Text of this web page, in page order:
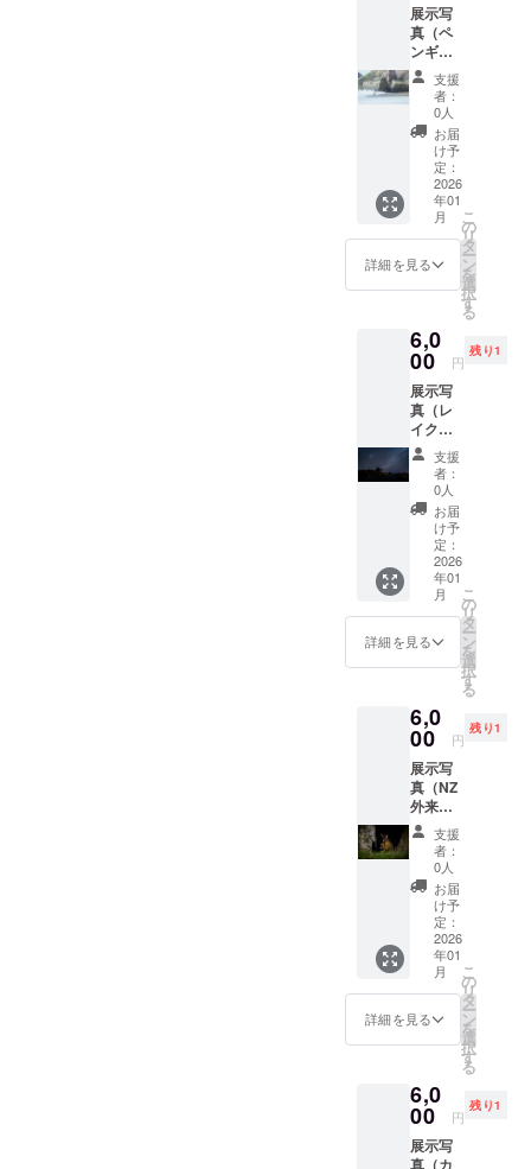
展示写
真（ペ
ンギン
２枚
組） 作
品サイ
ズ：各
Ａ４ 実
物をご
覧に
なって
ご購入
くださ
い。 写
真展終
了後の
になり
ます。
帯広市
内はお
届け可
受け渡
し日時
や場所
につい
ては改
めて
メール
で相談
させて
くださ
い。
支援
者：
0人
お届
け予
定：
2026
年01
月
詳細を見る
こ
の
リ
タ
ー
ン
を
選
択
す
る
6,0
00 円
残り1
展示写
真（レ
イクテ
カポ２
枚組）
作品サ
イズ：
各Ａ４
実物を
ご覧に
なって
ご購入
くださ
い。 写
真展終
了後の
になり
ます。
帯広市
内はお
届け可
受け渡
し日時
や場所
につい
ては改
めて
メール
で相談
させて
くださ
い。
支援
者：
0人
お届
け予
定：
2026
年01
月
詳細を見る
こ
の
リ
タ
ー
ン
を
選
択
す
る
6,0
00 円
残り1
展示写
真（NZ
外来哺
乳類３
枚組）
作品サ
イズ：
各Ａ４
（3枚）
実物を
ご覧に
なって
ご購入
くださ
い。 写
真展終
お渡し
になり
ます。
帯広市
支援
者：
0人
お届
け予
定：
2026
年01
月
詳細を見る
こ
の
リ
タ
ー
ン
を
選
択
す
る
6,0
00 円
残り1
展示写
真（カ